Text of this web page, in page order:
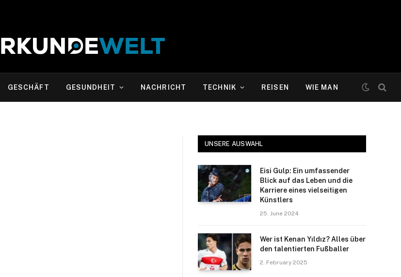
GESCHÄFT GESUNDHEIT NACHRICHT TECHNIK REISEN WIE MAN
UNSERE AUSWAHL
Eisi Gulp: Ein umfassender
Blick auf das Leben und die
Karriere eines vielseitigen
Künstlers
25. June 2024
Wer ist Kenan Yıldız? Alles über
den talentierten Fußballer
2. February 2025